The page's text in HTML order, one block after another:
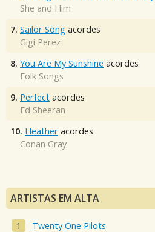
She and Him
7. Sailor Song acordes
Gigi Perez
8. You Are My Sunshine acordes
Folk Songs
9. Perfect acordes
Ed Sheeran
10. Heather acordes
Conan Gray
ARTISTAS EM ALTA
Twenty One Pilots